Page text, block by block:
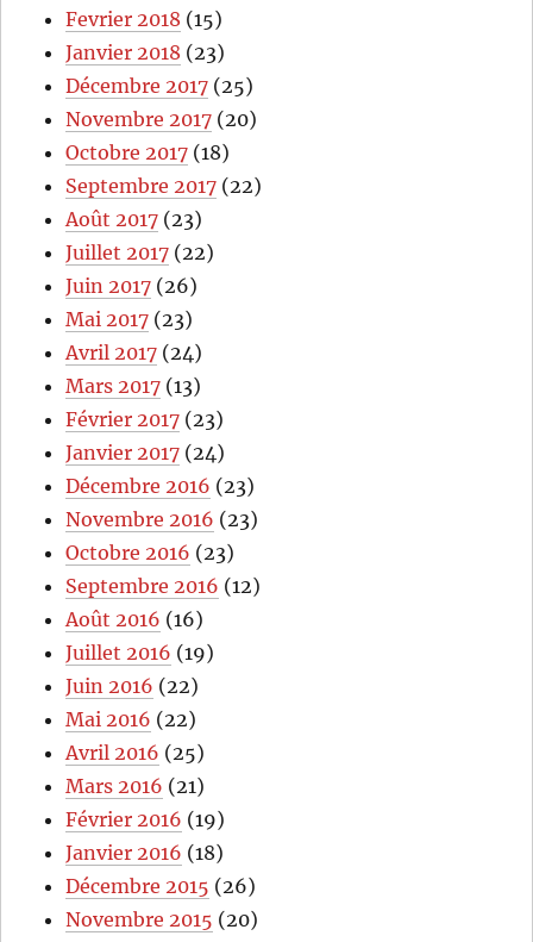
Fevrier 2018 (15)
Janvier 2018 (23)
Décembre 2017 (25)
Novembre 2017 (20)
Octobre 2017 (18)
Septembre 2017 (22)
Août 2017 (23)
Juillet 2017 (22)
Juin 2017 (26)
Mai 2017 (23)
Avril 2017 (24)
Mars 2017 (13)
Février 2017 (23)
Janvier 2017 (24)
Décembre 2016 (23)
Novembre 2016 (23)
Octobre 2016 (23)
Septembre 2016 (12)
Août 2016 (16)
Juillet 2016 (19)
Juin 2016 (22)
Mai 2016 (22)
Avril 2016 (25)
Mars 2016 (21)
Février 2016 (19)
Janvier 2016 (18)
Décembre 2015 (26)
Novembre 2015 (20)